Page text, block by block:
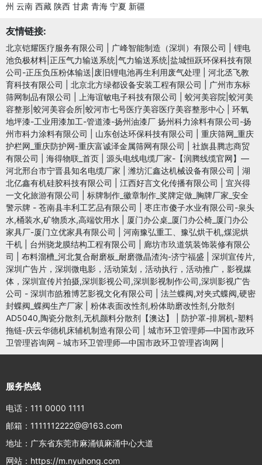
州 云南 西藏 陕西 甘肃 青海 宁夏 新疆
友情链接:
北京铠耀医疗服务有限公司 广峰智能制造（深圳）有限公司
锂电
池负极材料|正压气力输送系统|气力输送系统|盐城恒跃环保科技有限
公司-正压负压粉体输送|废旧锂电池再生利用废气处理
河北丞飞教
育科技有限公司
北京北方绿都设备安装工程有限公司
广州市东标
筛网制品有限公司
上海谊敏电子科技有限公司
蛟河美容院|蛟河美
容整形|蛟河美容会所|蛟河市七号医疗美容医疗美容整形中心
环氧
地坪漆-工业用漆加工-管道漆-扬州油漆厂 扬州科力涂料有限公司-扬
州市科力涂料有限公司
山东创达环保科技有限公司
重庆筛网_重庆
护栏网_重庆防护网-重庆富诚泽金属筛网有限公司
社旗县腾志商贸
有限公司
海得物联_首页
源头电线电缆厂家-【润腾线缆官网】—
河北邢台市宁晋县知名电缆厂家
潍坊汇鑫达机械设备有限公司
湖
北亿鑫有机硅胶科技有限公司
江西好言文化传播有限公司
宜兴得
一文化旅游有限公司
标牌制作_徽章制作_奖牌定做_胸牌厂家_安全
警示牌 - 苍南县丰利工艺品有限公司
枣庄市傻子水业有限公司-泉头
水,桶装水,矿物质水,高端饮用水
厦门办公桌_厦门办公椅_厦门办公
家具厂-厦门立优家具有限公司
河南豫弘重工、豫弘烘干机,煤泥烘
干机
台州骁龙膜结构工程有限公司
廊坊市玖道筑装饰装修有限公
司
布料溜槽_河北复合耐磨板_耐磨微晶渣沟-济宁福盛
深圳宣传片,
深圳广告片，深圳微电影，活动策划，活动执行，活动推广，影视媒
体，深圳宣传片拍摄,深圳影视公司,深圳影视制作公司,深圳影视广告
公司 - 深圳市皓雅博艺影视文化有限公司
法兰蝶阀,对夹式蝶阀,硬密
封蝶阀_蝶阀生产厂家
粉体表面改性剂,粉体助磨改性剂,分散剂
AD5040,陶瓷分散剂,无机颜料分散剂【澳达】
防护罩-排屑机-塑料
拖链-庆云华德机床辅机制造有限公司
城市环卫管理师—中国市政环
卫管理咨询网－城市环卫管理师—中国市政环卫管理咨询网
服务热线
电话：111 0000 1111
邮箱：1111112222@@163.com
地址：广东省东莞市麻涌镇麻涌中心大道
网站：https://m.nyuhong.com